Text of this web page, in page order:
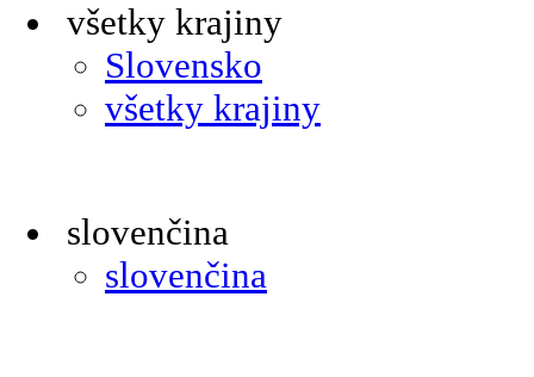
všetky krajiny
Slovensko
všetky krajiny
slovenčina
slovenčina